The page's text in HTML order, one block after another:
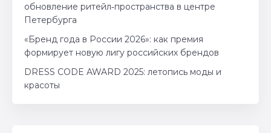
обновление ритейл‑пространства в центре
Петербурга
«Бренд года в России 2026»: как премия
формирует новую лигу российских брендов
DRESS CODE AWARD 2025: летопись моды и
красоты